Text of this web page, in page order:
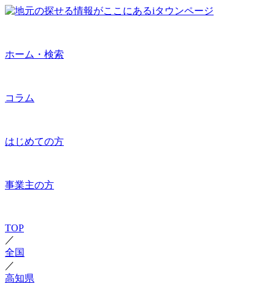
ホーム・検索
コラム
はじめての方
事業主の方
TOP
／
全国
／
高知県